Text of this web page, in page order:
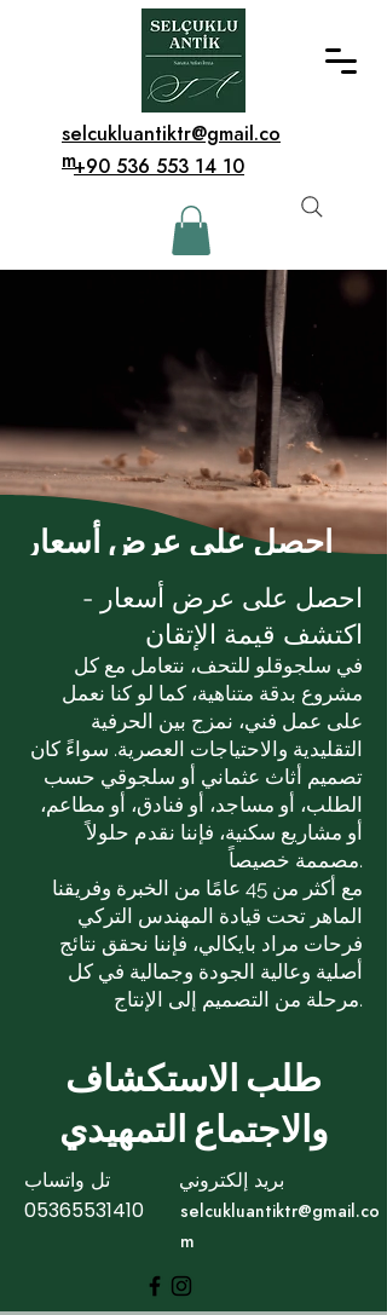
+90 536 553 14 10
selcukluantiktr@gmail.co
m
احصل على عرض أسعار
احصل على عرض أسعار -
اكتشف قيمة الإتقان
في سلجوقلو للتحف، نتعامل مع كل
مشروع بدقة متناهية، كما لو كنا نعمل
على عمل فني، نمزج بين الحرفية
التقليدية والاحتياجات العصرية. سواءً كان
تصميم أثاث عثماني أو سلجوقي حسب
الطلب، أو مساجد، أو فنادق، أو مطاعم،
أو مشاريع سكنية، فإننا نقدم حلولاً
مصممة خصيصاً.
مع أكثر من 45 عامًا من الخبرة وفريقنا
الماهر تحت قيادة المهندس التركي
فرحات مراد بايكالي، فإننا نحقق نتائج
أصلية وعالية الجودة وجمالية في كل
مرحلة من التصميم إلى الإنتاج.
طلب الاستكشاف
والاجتماع التمهيدي
تل واتساب
بريد إلكتروني
05365531410
selcukluantiktr@gmail.co
m